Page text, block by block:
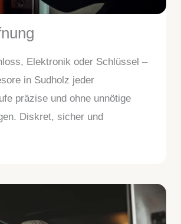
Elektronik oder Schlüssel –
in Sudholz jeder
präzise und ohne unnötige
Diskret, sicher und